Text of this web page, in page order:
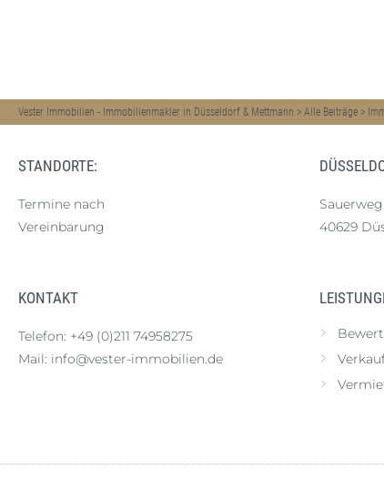
Vester Immobilien - Immobilienmakler in Düsseldorf & Mettmann > Alle Beiträge >
STANDORTE:
Termine nach
Vereinbarung
KONTAKT
Telefon: +49 (0)211 74958275
Mail: info@vester-immobilien.de
40629